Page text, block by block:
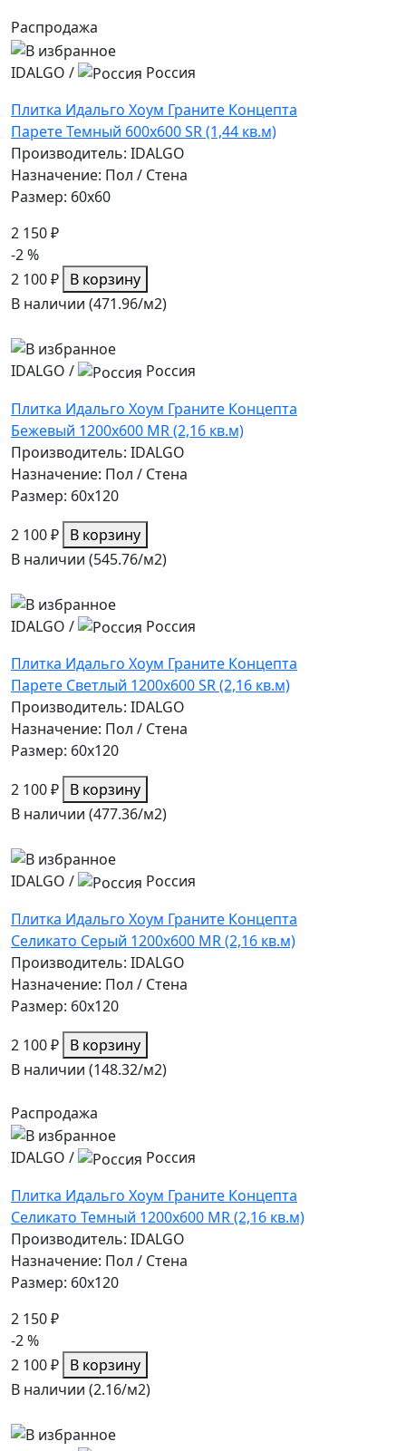
Распродажа
IDALGO /
Россия
Плитка Идальго Хоум Граните Концепта
Парете Темный 600x600 SR (1,44 кв.м)
Производитель: IDALGO
Назначение: Пол / Стена
Размер: 60x60
2 150 ₽
-2 %
2 100 ₽ В корзину
В наличии (471.96/м2)
IDALGO /
Россия
Плитка Идальго Хоум Граните Концепта
Бежевый 1200x600 MR (2,16 кв.м)
Производитель: IDALGO
Назначение: Пол / Стена
Размер: 60x120
2 100 ₽ В корзину
В наличии (545.76/м2)
IDALGO /
Россия
Плитка Идальго Хоум Граните Концепта
Парете Светлый 1200x600 SR (2,16 кв.м)
Производитель: IDALGO
Назначение: Пол / Стена
Размер: 60x120
2 100 ₽ В корзину
В наличии (477.36/м2)
IDALGO /
Россия
Плитка Идальго Хоум Граните Концепта
Селикато Серый 1200x600 MR (2,16 кв.м)
Производитель: IDALGO
Назначение: Пол / Стена
Размер: 60x120
2 100 ₽ В корзину
В наличии (148.32/м2)
Распродажа
IDALGO /
Россия
Плитка Идальго Хоум Граните Концепта
Селикато Темный 1200x600 MR (2,16 кв.м)
Производитель: IDALGO
Назначение: Пол / Стена
Размер: 60x120
2 150 ₽
-2 %
2 100 ₽ В корзину
В наличии (2.16/м2)